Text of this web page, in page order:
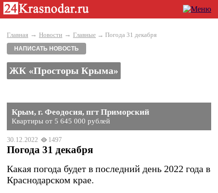
Главная → Новости → Главные → Погода 31 декабря
НАПИСАТЬ НОВОСТЬ
ЖК «Просторы Крыма»
Крым, г. Феодосия, пгт Приморский
Квартиры от 5 645 000 рублей
30.12.2022 1497
Погода 31 декабря
Какая погода будет в последний день 2022 года в
Краснодарском крае.